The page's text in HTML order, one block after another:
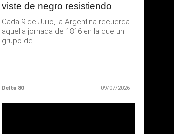
viste de negro resistiendo
Cada 9 de Julio, la Argentina recuerda
aquella jornada de 1816 en la que un
grupo de...
Delta 80 09/07/2026